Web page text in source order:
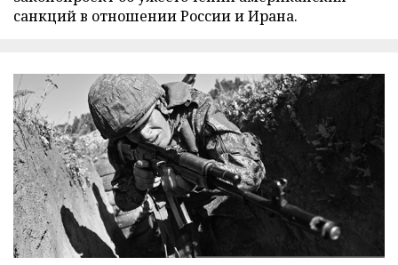
санкций в отношении России и Ирана.